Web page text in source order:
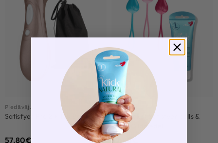
Piedāvājumi
Satisfyer Pro 2 + Toy Bag
57.80€
Piedāvājumi
Knip-paket Satisfyer balls &
RFSU Glidmedel
57.80€